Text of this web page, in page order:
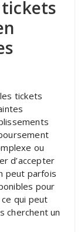
tickets
ou
d’accepter
peut parfois
pour
qui peut
cherchent un